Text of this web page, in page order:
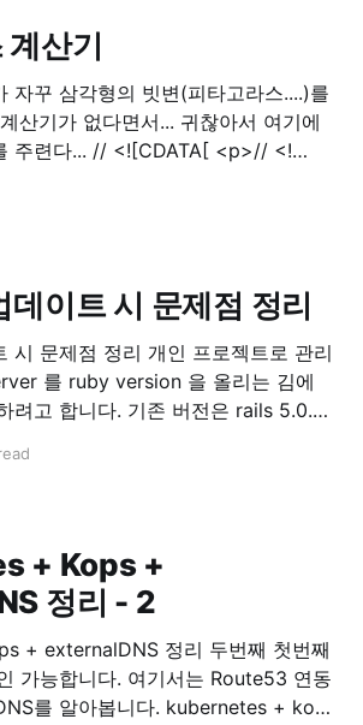
계산기
자꾸 삼각형의 빗변(피타고라스....)를
없다면서... 귀찮아서 여기에
<p>// <!
이트 시 문제점 정리
리 개인 프로젝트로 관리
를 ruby version 을 올리는 김에
기존 버전은 rails 5.0.3
+ Kops +
정리 - 2
externalDNS 정리 두번째 첫번째
여기서는 Route53 연동
봅니다. kubernetes + kops